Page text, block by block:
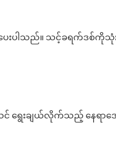
ပါသည်။ သင့်ခရက်ဒစ်ကိုသုံး
သင် ရွေးချယ်လိုက်သည့် နေရာ